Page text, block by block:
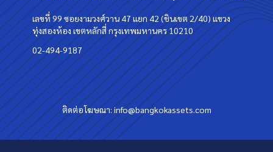
เลขที่ 99 ซอยงามวงศ์วาน 47 แยก 42 (ชินเขต 2/40) แขวง
ทุ่งสองห้อง เขตหลักสี่ กรุงเทพมหานคร 10210
02-494-9187
ติดต่อโฆษณา:info@bangkokassets.com